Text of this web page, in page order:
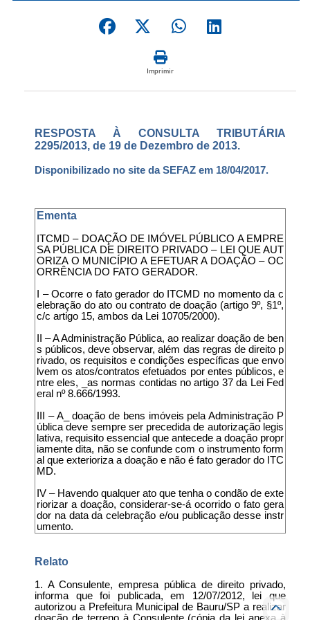
Imprimir
RESPOSTA À CONSULTA TRIBUTÁRIA
2295/2013, de 19 de Dezembro de 2013.
Disponibilizado no site da SEFAZ em 18/04/2017.
Ementa
ITCMD – DOAÇÃO DE IMÓVEL PÚBLICO A EMPRE
SA PÚBLICA DE DIREITO PRIVADO – LEI QUE AUT
ORIZA O MUNICÍPIO A EFETUAR A DOAÇÃO – OC
ORRÊNCIA DO FATO GERADOR.
I – Ocorre o fato gerador do ITCMD no momento da c
elebração do ato ou contrato de doação (artigo 9º, §1º,
c/c artigo 15, ambos da Lei 10705/2000).
II – A Administração Pública, ao realizar doação de ben
s públicos, deve observar, além das regras de direito p
rivado, os requisitos e condições específicas que envo
lvem os atos/contratos efetuados por entes públicos, e
ntre eles, _as normas contidas no artigo 37 da Lei Fed
eral nº 8.666/1993.
III – A_ doação de bens imóveis pela Administração P
ública deve sempre ser precedida de autorização legis
lativa, requisito essencial que antecede a doação propr
iamente dita, não se confunde com o instrumento form
al que exterioriza a doação e não é fato gerador do ITC
MD.
IV – Havendo qualquer ato que tenha o condão de exte
riorizar a doação, considerar-se-á ocorrido o fato gera
dor na data da celebração e/ou publicação desse instr
umento.
Relato
1. A Consulente, empresa pública de direito privado,
informa que foi publicada, em 12/07/2012, lei que
autorizou a Prefeitura Municipal de Bauru/SP a realizar